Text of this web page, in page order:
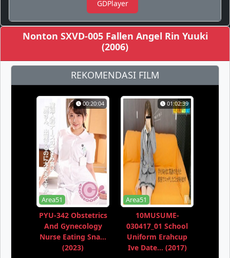
GDPlayer
Nonton SXVD-005 Fallen Angel Rin Yuuki
(2006)
REKOMENDASI FILM
00:20:04
Area51
PYU-342 Obstetrics
And Gynecology
Nurse Eating Sna...
(2023)
01:02:39
Area51
10MUSUME-
030417_01 School
Uniform Erahcup
Ive Date... (2017)